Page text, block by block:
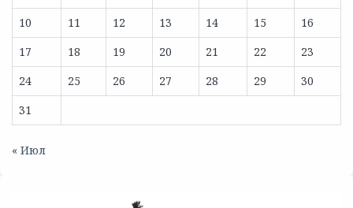
10
11 12 13 14 15
16
17
18 19 20 21 22
23
24
25 26 27 28 29
30
31
« Июл